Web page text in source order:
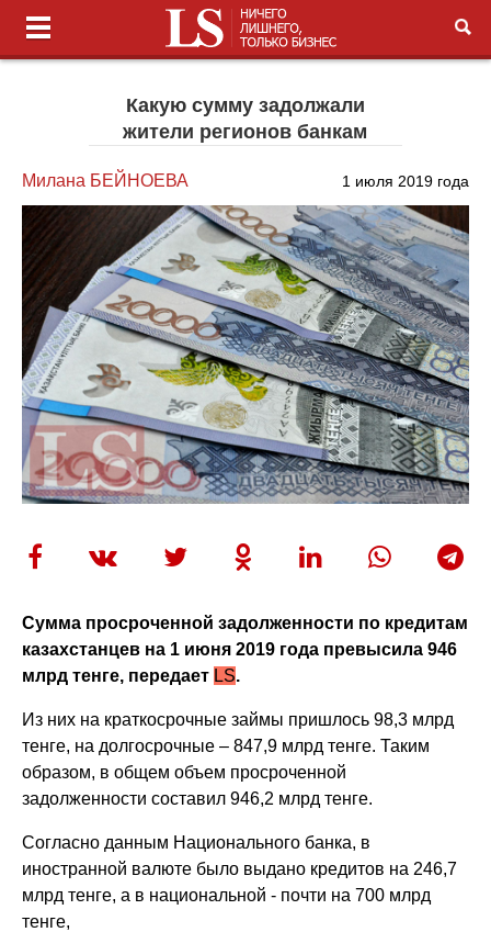
Какую сумму задолжали
жители регионов банкам
Милана БЕЙНОЕВА 1 июля 2019 года
Сумма просроченной задолженности по кредитам
казахстанцев на 1 июня 2019 года превысила 946
млрд тенге, передает LS.
Из них на краткосрочные займы пришлось 98,3 млрд
тенге, на долгосрочные – 847,9 млрд тенге. Таким
образом, в общем объем просроченной
задолженности составил 946,2 млрд тенге.
Согласно данным Национального банка, в
иностранной валюте было выдано кредитов на 246,7
млрд тенге, а в национальной - почти на 700 млрд
тенге,